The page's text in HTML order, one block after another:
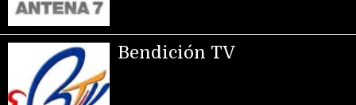
Bendición TV